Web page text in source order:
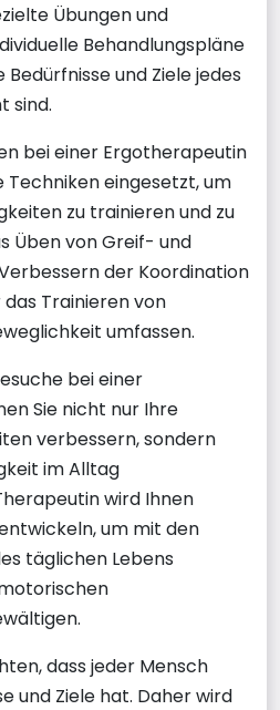
Übungen und
Behandlungspläne
und Ziele jedes
sind.
bei einer Ergotherapeutin
eingesetzt, um
zu trainieren und zu
Üben von Greif- und
der Koordination
Trainieren von
umfassen.
bei einer
Sie nicht nur Ihre
verbessern, sondern
im Alltag
wird Ihnen
um mit den
täglichen Lebens
dass jeder Mensch
und Ziele hat. Daher wird